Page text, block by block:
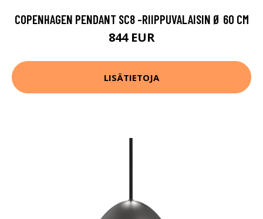
COPENHAGEN PENDANT SC8 -RIIPPUVALAISIN Ø 60 CM
844 EUR
LISÄTIETOJA